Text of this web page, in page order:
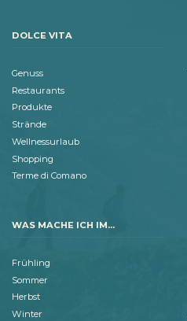
DOLCE VITA
Genuss
Restaurants
Produkte
Strände
Wellnessurlaub
Shopping
Terme di Comano
WAS MACHE ICH IM...
Frühling
Sommer
Herbst
Winter